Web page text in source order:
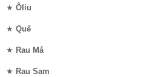
★ Ôliu
★ Quế
★ Rau Má
★ Rau Sam